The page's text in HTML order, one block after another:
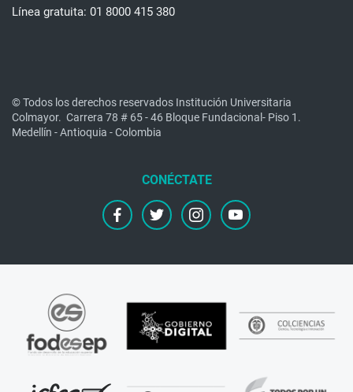
Línea gratuita: 01 8000 415 380
© Todos los derechos reservados Institución Universitaria
Colmayor. Carrera 78 # 65 - 46 Bloque Fundacional- Piso 1.
Medellín - Antioquia - Colombia